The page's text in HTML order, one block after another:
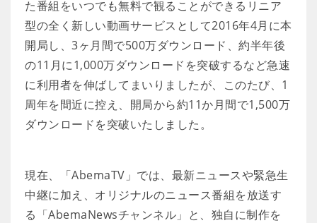
た番組をいつでも無料で観ることができるリニア
型の全く新しい動画サービスとして2016年4月に本
開局し、3ヶ月間で500万ダウンロード、約半年後
の11月に1,000万ダウンロードを突破するなど急速
に利用者を伸ばしてまいりましたが、このたび、1
周年を間近に控え、開局から約11か月間で1,500万
ダウンロードを突破いたしました。
現在、「AbemaTV」では、最新ニュースや緊急生
中継に加え、オリジナルのニュース番組を放送す
る「AbemaNewsチャンネル」と、独自に制作を